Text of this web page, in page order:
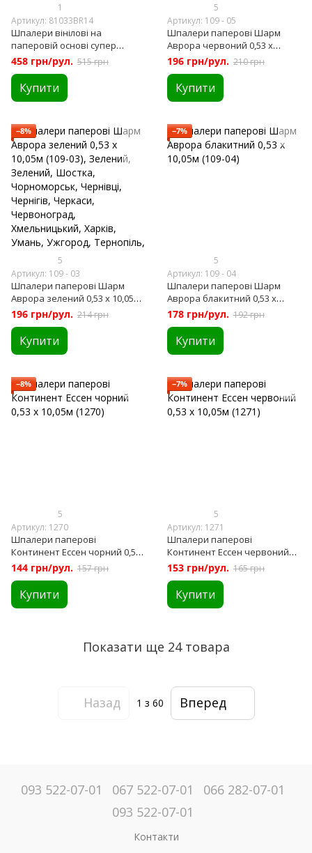
1
Артикул: 81033BR14
Шпалери вінілові на
паперовій основі супер
мийка Bravo бежевий 0,53 х
10,05м (81033BR14),
458 грн/рул. 515 грн
Купити
5
Артикул: 109 - 05
Шпалери паперові Шарм
Аврора червоний 0,53 х
10,05м (109-05)
196 грн/рул. 210 грн
Купити
−8%
5
Артикул: 109 - 03
Шпалери паперові Шарм
Аврора зелений 0,53 х 10,05м
(109-03)
196 грн/рул. 214 грн
Купити
−7%
5
Артикул: 109 - 04
Шпалери паперові Шарм
Аврора блакитний 0,53 х
10,05м (109-04)
178 грн/рул. 192 грн
Купити
−8%
5
Артикул: 1270
Шпалери паперові
Континент Ессен чорний 0,53
х 10,05м (1270)
144 грн/рул. 157 грн
Купити
−7%
5
Артикул: 1271
Шпалери паперові
Континент Ессен червоний
0,53 х 10,05м (1271)
153 грн/рул. 165 грн
Купити
Показати ще 24 товара
Назад 1 з 60 Вперед
093 522-07-01 067 522-07-01
066 282-07-01
093 522-07-01
Контакти